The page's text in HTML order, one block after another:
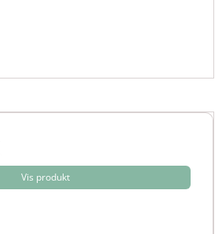
Vis produkt